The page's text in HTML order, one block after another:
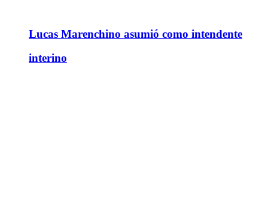
Lucas Marenchino asumió como intendente
interino